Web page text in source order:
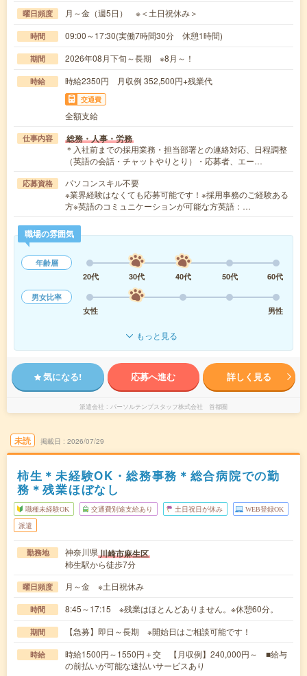
曜日頻度 月～金（週5日） ※＜土日祝休み＞
時間 09:00～17:30(実働7時間30分 休憩1時間)
期間 2026年08月下旬～長期 ※8月～！
時給 時給2350円 月収例 352,500円+残業代
交通費
全額支給
仕事内容 総務・人事・労務
＊入社前までの採用業務・担当部署との連絡対応、日程調整
（英語の会話・チャットやりとり）・応募者、エー…
応募資格
パソコンスキル不要
※業界経験はなくても応募可能です！※採用事務のご経験ある
方※英語のコミュニケーションが可能な方英語：…
職場の雰囲気
年齢層
20代
30代 40代 50代
60代
男女比率
女性
男性
もっと見る
気になる! 応募へ進む 詳しく見る
派遣会社 パーソルテンプスタッフ株式会社 首都圏
未読 掲載日 2026/07/29
柿生＊未経験OK・総務事務＊総合病院での勤
務＊残業ほぼなし
職種未経験OK 交通費別途支給あり 土日祝日が休み WEB登録OK
派遣
勤務地 神奈川県川崎市麻生区
柿生駅から徒歩7分
曜日頻度 月～金 ※土日祝休み
時間 8:45～17:15 ※残業はほとんどありません。※休憩60分。
期間 【急募】即日～長期 ※開始日はご相談可能です！
時給
時給1500円～1550円＋交 【月収例】240,000円～ ■給与
の前払いが可能な速払いサービスあり